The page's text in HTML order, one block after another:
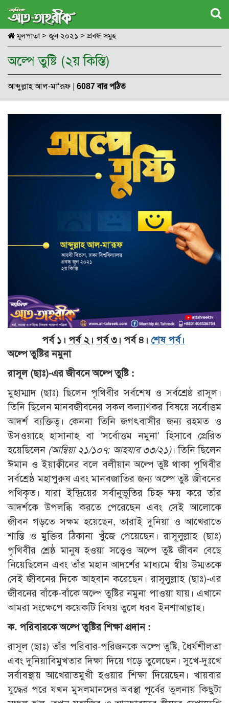
মূলপাতা> জুন ২০২১ > প্রবন্ধ সমুহ
অল্পে তুষ্টি (২য় কিস্তি)
আব্দুল্লাহ আল-মা‘রূফ | 6087 বার পঠিত
পর্ব ১। পর্ব ২। পর্ব ৩। পর্ব ৪। শেষ পর্ব।
অল্পে তুষ্টির নমুনা
রাসূল (ছাঃ)-এর জীবনে অল্পে তুষ্টি :
মুহাম্মাদ (ছাঃ) ছিলেন পৃথিবীর সর্বশেষ ও সর্বশ্রেষ্ঠ রাসূল।
তিনি ছিলেন মানবজীবনের সকল কল্যাণকর বিষয়ে সর্বোত্তম
আদর্শ ব্যক্তিত্ব। কেননা তিনি জগৎবাসীর জন্য রহমত ও
উসওয়াহে হাসানাহ বা ‘সর্বোত্তম নমুনা’ হিসাবে প্রেরিত
হয়েছিলেন (আম্বিয়া ২১/১০৭; আহযাব ৩৩/২১)। তিনি ছিলেন
ঈমান ও ইয়াক্বীনের বলে বলীয়ান অল্পে তুষ্ট থাকা পৃথিবীর
সর্বশ্রেষ্ঠ মহাপুরুষ এবং মানবজাতির জন্য অল্পে তুষ্ট জীবনের
পথিকৃত। যারা ইন্দ্রিয়ের সর্বানুভূতির চিহ্ন ক্ষয় করে তাঁর
আদর্শকে উপলব্ধি করতে পেরেছেন এবং সেই আলোকে
জীবন গড়তে সক্ষম হয়েছেন, তারাই দুনিয়া ও আখেরাতে
শান্তি ও মুক্তির ঠিকানা খুঁজে পেয়েছেন। রাসূলুল্লাহ (ছাঃ)
পৃথিবীর শ্রেষ্ঠ মানুষ হওয়া সত্ত্বেও অল্পে তুষ্ট জীবন বেছে
নিয়েছিলেন এবং তাঁর মহান আদর্শের মাধ্যমে স্বীয় উম্মতকে
সেই জীবনের দিকে আহবান করেছেন। রাসূলুল্লাহ (ছাঃ)-এর
জীবনের বাঁকে-বাঁকে অল্পে তুষ্টির নমুনা পাওয়া যায়। এখানে
আমরা সংক্ষেপে কয়েকটি বিষয় তুলে ধরব ইনশাআল্লাহ।
ক. পরিবারকে অল্পে তুষ্টির শিক্ষা প্রদান :
রাসূল (ছাঃ) তাঁর পরিবার-পরিজনকে অল্পে তুষ্টি, ধৈর্যশীলতা
এবং দুনিয়াবিমুখতার দিক্ষা দিয়ে গড়ে তুলেছেন। সুখে-দুঃখে
সর্বাবস্থায় আখেরাতমুখী হওয়ার শিক্ষা দিয়েছেন। খায়বার
যুদ্ধের পরে যখন মুসলমানদের অবস্থা পূর্বের তুলনায় কিছুটা